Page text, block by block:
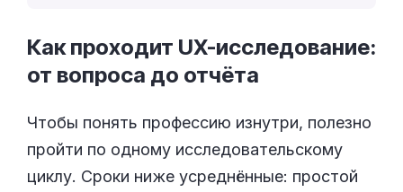
Как проходит UX-исследование:
от вопроса до отчёта
Чтобы понять профессию изнутри, полезно
пройти по одному исследовательскому
циклу. Сроки ниже усреднённые: простой